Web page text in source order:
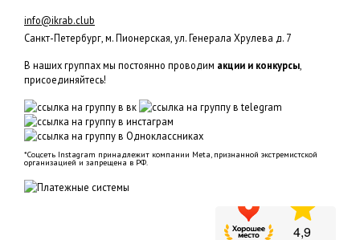
info@ikrab.club
Санкт-Петербург, м. Пионерская, ул. Генерала Хрулева д. 7
В наших группах мы постоянно проводим акции и конкурсы,
присоединяйтесь!
*Соцсеть Instagram принадлежит компании Meta, признанной экстремистской
организацией и запрещена в РФ.